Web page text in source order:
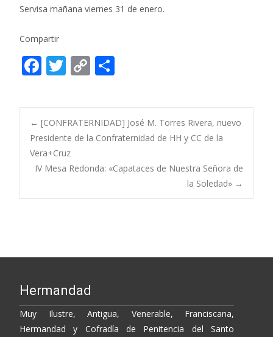
Servisa mañana viernes 31 de enero.
Compartir
F
e
b
o
o
T
itt
er
C
p
y
Li
n
m
p
ar
ti
Post
navigation
← [CONFRATERNIDAD] José M. Torres Rivera, nuevo
Presidente de la Confraternidad de HH y CC de la
Vera+Cruz
IV Mesa Redonda: «Capataces de Nuestra Señora de
la Soledad» →
Hermandad
Muy Ilustre, Antigua, Venerable, Franciscana,
Hermandad y Cofradía de Penitencia del Santo